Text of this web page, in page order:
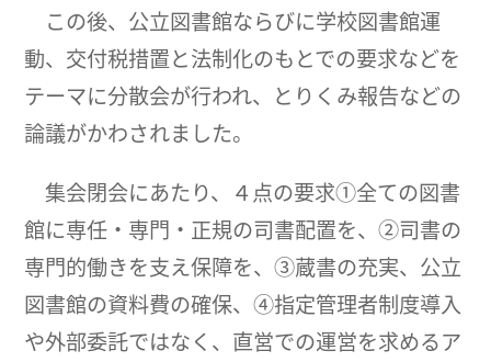
この後、公立図書館ならびに学校図書館運
動、交付税措置と法制化のもとでの要求などを
テーマに分散会が行われ、とりくみ報告などの
論議がかわされました。
集会閉会にあたり、４点の要求①全ての図書
館に専任・専門・正規の司書配置を、②司書の
専門的働きを支え保障を、③蔵書の充実、公立
図書館の資料費の確保、④指定管理者制度導入
や外部委託ではなく、直営での運営を求めるア